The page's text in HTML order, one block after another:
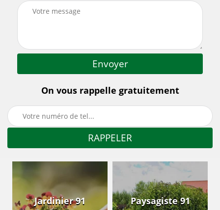
On vous rappelle gratuitement
Jardinier 91 Paysagiste 91